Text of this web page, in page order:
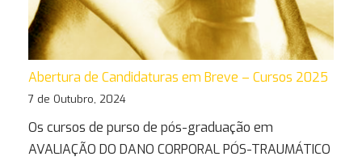
Abertura de Candidaturas em Breve – Cursos 2025
7 de Outubro, 2024
Os cursos de purso de pós-graduação em
AVALIAÇÃO DO DANO CORPORAL PÓS-TRAUMÁTICO